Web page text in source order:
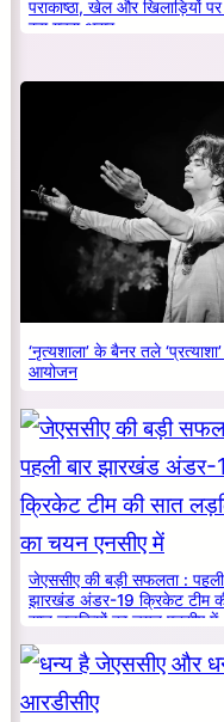
पराकाष्ठा, खेल और खिलाड़ियों
रहा गहरा असर
‘नृत्यशाला’ के बैनर तले
आयोजन
जेएससीए की बड़ी सफलता : पहली
झारखंड अंडर-19 क्रिकेट टीम
सात लड़कियों का चयन एनसीए में